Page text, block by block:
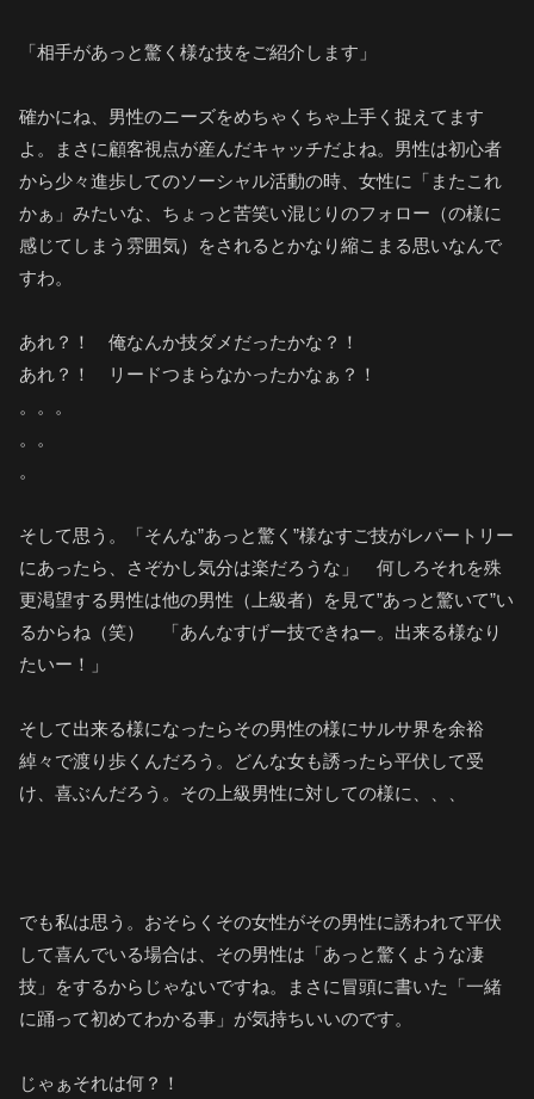
「相手があっと驚く様な技をご紹介します」
確かにね、男性のニーズをめちゃくちゃ上手く捉えてます
よ。まさに顧客視点が産んだキャッチだよね。男性は初心者
から少々進歩してのソーシャル活動の時、女性に「またこれ
かぁ」みたいな、ちょっと苦笑い混じりのフォロー（の様に
感じてしまう雰囲気）をされるとかなり縮こまる思いなんで
すわ。
あれ？！ 俺なんか技ダメだったかな？！
あれ？！ リードつまらなかったかなぁ？！
。。。
。。
。
そして思う。「そんな”あっと驚く”様なすご技がレパートリー
にあったら、さぞかし気分は楽だろうな」 何しろそれを殊
更渇望する男性は他の男性（上級者）を見て”あっと驚いて”い
るからね（笑） 「あんなすげー技できねー。出来る様なり
たいー！」
そして出来る様になったらその男性の様にサルサ界を余裕
綽々で渡り歩くんだろう。どんな女も誘ったら平伏して受
け、喜ぶんだろう。その上級男性に対しての様に、、、
でも私は思う。おそらくその女性がその男性に誘われて平伏
して喜んでいる場合は、その男性は「あっと驚くような凄
技」をするからじゃないですね。まさに冒頭に書いた「一緒
に踊って初めてわかる事」が気持ちいいのです。
じゃぁそれは何？！